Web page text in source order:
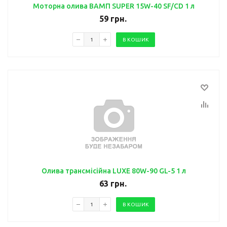
Моторна олива ВАМП SUPER 15W-40 SF/CD 1 л
59грн.
В КОШИК
Олива трансмісійна LUXE 80W-90 GL-5 1 л
63 грн.
В КОШИК